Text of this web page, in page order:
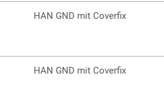
HAN GND mit Coverfix
HAN GND mit Coverfix